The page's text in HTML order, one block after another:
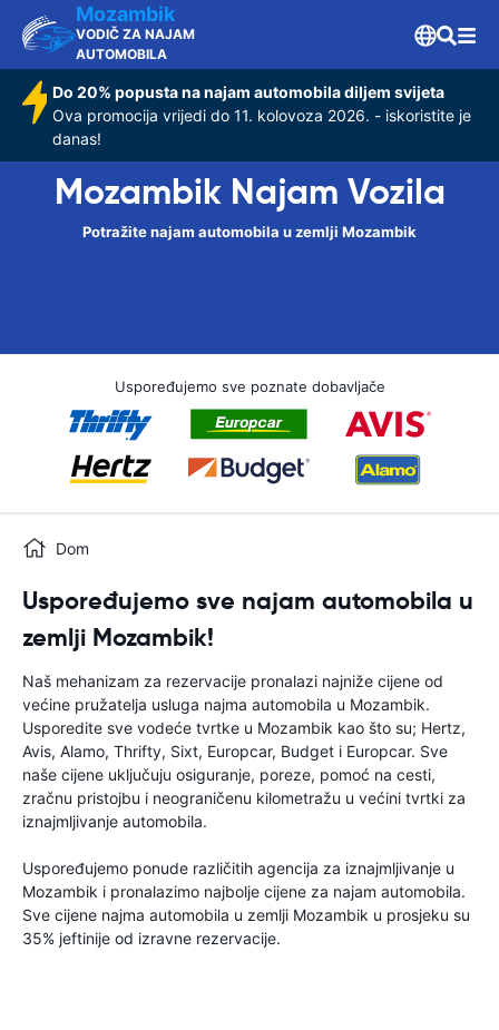
Mozambik
VODIČ ZA NAJAM
AUTOMOBILA
Do 20% popusta na najam automobila diljem svijeta
Ova promocija vrijedi do 11. kolovoza 2026. - iskoristite je
danas!
Mozambik Najam Vozila
Potražite najam automobila u zemlji Mozambik
Uspoređujemo sve poznate dobavljače
Dom
Uspoređujemo sve najam automobila u
zemlji Mozambik!
Naš mehanizam za rezervacije pronalazi najniže cijene od
većine pružatelja usluga najma automobila u Mozambik.
Usporedite sve vodeće tvrtke u Mozambik kao što su; Hertz,
Avis, Alamo, Thrifty, Sixt, Europcar, Budget i Europcar. Sve
naše cijene uključuju osiguranje, poreze, pomoć na cesti,
zračnu pristojbu i neograničenu kilometražu u većini tvrtki za
iznajmljivanje automobila.
Uspoređujemo ponude različitih agencija za iznajmljivanje u
Mozambik i pronalazimo najbolje cijene za najam automobila.
Sve cijene najma automobila u zemlji Mozambik u prosjeku su
35% jeftinije od izravne rezervacije.